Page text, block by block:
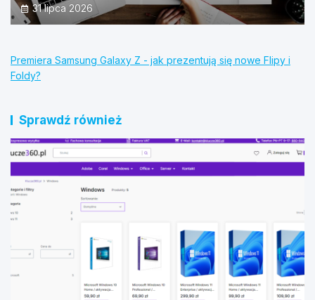
31 lipca 2026
Premiera Samsung Galaxy Z - jak prezentują się nowe Flipy i
Foldy?
Sprawdź również